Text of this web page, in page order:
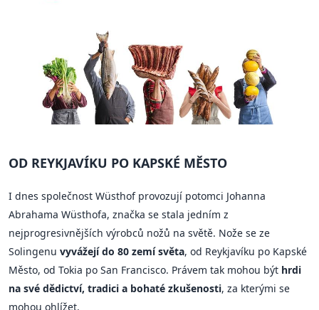
OD REYKJAVÍKU PO KAPSKÉ MĚSTO
I dnes společnost Wüsthof provozují potomci Johanna
Abrahama Wüsthofa, značka se stala jedním z
nejprogresivnějších výrobců nožů na světě. Nože se ze
Solingenu vyvážejí do 80 zemí světa, od Reykjavíku po Kapské
Město, od Tokia po San Francisco. Právem tak mohou být hrdi
na své dědictví, tradici a bohaté zkušenosti, za kterými se
mohou ohlížet.